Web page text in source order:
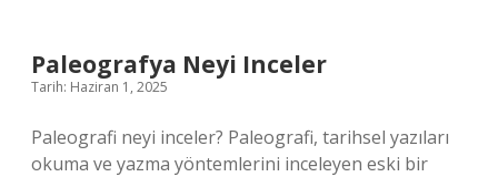
Paleografya Neyi Inceler
Tarih: Haziran 1, 2025
Paleografi neyi inceler? Paleografi, tarihsel yazıları
okuma ve yazma yöntemlerini inceleyen eski bir